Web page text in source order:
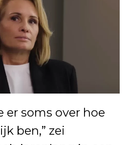
er soms over hoe
ben,” zei